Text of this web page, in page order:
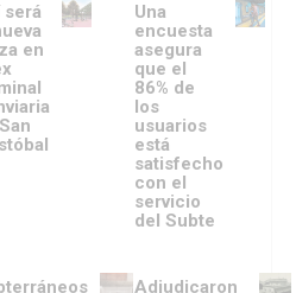
será
en
Una
encuesta
asegura
que el
86% de
los
usuarios
está
satisfecho
con el
servicio
del Subte
Adjudicaron